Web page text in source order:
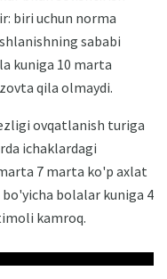
biri uchun norma
sababi
kuniga 10 marta
qila olmaydi.
ovqatlanish turiga
ichaklardagi
7 marta ko'p axlat
bolalar kuniga 4
kamroq.